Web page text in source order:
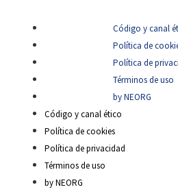
Código y canal
Política de
Política de
Términos de uso
by NEORG
Código y canal ético
Política de cookies
Política de privacidad
Términos de uso
by NEORG